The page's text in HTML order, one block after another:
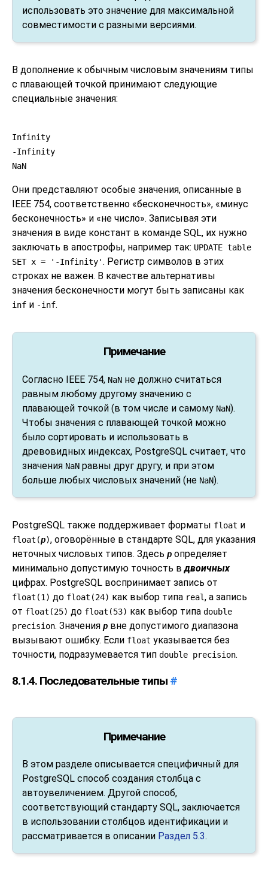
использовать это значение для максимальной
совместимости с разными версиями.
В дополнение к обычным числовым значениям типы
с плавающей точкой принимают следующие
специальные значения:
Infinity
-Infinity
NaN
Они представляют особые значения, описанные в
IEEE 754, соответственно «бесконечность», «минус
бесконечность» и «не число». Записывая эти
значения в виде констант в команде SQL, их нужно
заключать в апострофы, например так: UPDATE table
SET x = '-Infinity' . Регистр символов в этих
строках не важен. В качестве альтернативы
значения бесконечности могут быть записаны как
inf и -inf.
Примечание
Согласно IEEE 754, NaN не должно считаться
равным любому другому значению с
плавающей точкой (в том числе и самому NaN).
Чтобы значения с плавающей точкой можно
было сортировать и использовать в
древовидных индексах, PostgreSQL считает, что
значения NaN равны друг другу, и при этом
больше любых числовых значений (не NaN).
PostgreSQL также поддерживает форматы float и
float(p), оговорённые в стандарте SQL, для указания
неточных числовых типов. Здесь p определяет
минимально допустимую точность вдвоичных
цифрах. PostgreSQL воспринимает запись от
float(1) до float(24) как выбор типа real, а запись
от float(25) до float(53) как выбор типа double
precision. Значения p вне допустимого диапазона
вызывают ошибку. Если float указывается без
точности, подразумевается тип double precision.
8.1.4. Последовательные типы #
Примечание
В этом разделе описывается специфичный для
PostgreSQL способ создания столбца с
автоувеличением. Другой способ,
соответствующий стандарту SQL, заключается
в использовании столбцов идентификации и
рассматривается в описании Раздел 5.3.